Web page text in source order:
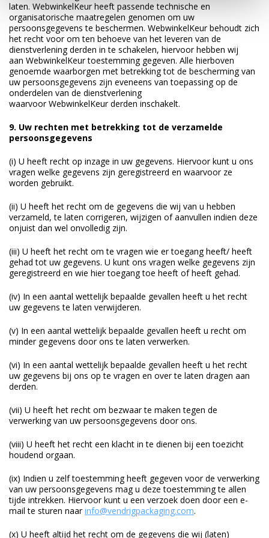
laten. WebwinkelKeur heeft passende technische en
organisatorische maatregelen genomen om uw
persoonsgegevens te beschermen. WebwinkelKeur behoudt zich
het recht voor om ten behoeve van het leveren van de
dienstverlening derden in te schakelen, hiervoor hebben wij
aan WebwinkelKeur toestemming gegeven. Alle hierboven
genoemde waarborgen met betrekking tot de bescherming van
uw persoonsgegevens zijn eveneens van toepassing op de
onderdelen van de dienstverlening
waarvoor WebwinkelKeur derden inschakelt.
9. Uw rechten met betrekking tot de verzamelde
persoonsgegevens
(i) U heeft recht op inzage in uw gegevens. Hiervoor kunt u ons
vragen welke gegevens zijn geregistreerd en waarvoor ze
worden gebruikt.
(ii) U heeft het recht om de gegevens die wij van u hebben
verzameld, te laten corrigeren, wijzigen of aanvullen indien deze
onjuist dan wel onvolledig zijn.
(iii) U heeft het recht om te vragen wie er toegang heeft/ heeft
gehad tot uw gegevens. U kunt ons vragen welke gegevens zijn
geregistreerd en wie hier toegang toe heeft of heeft gehad.
(iv) In een aantal wettelijk bepaalde gevallen heeft u het recht
uw gegevens te laten verwijderen.
(v) In een aantal wettelijk bepaalde gevallen heeft u recht om
minder gegevens door ons te laten verwerken.
(vi) In een aantal wettelijk bepaalde gevallen heeft u het recht
uw gegevens bij ons op te vragen en over te laten dragen aan
derden.
(vii) U heeft het recht om bezwaar te maken tegen de
verwerking van uw persoonsgegevens door ons.
(viii) U heeft het recht een klacht in te dienen bij een toezicht
houdend orgaan.
(ix) Indien u zelf toestemming heeft gegeven voor de verwerking
van uw persoonsgegevens mag u deze toestemming te allen
tijde intrekken. Hiervoor kunt u een verzoek doen door een e-
mail te sturen naarinfo@vendrigpackaging.com.
(x) U heeft altijd het recht om de gegevens die wij (laten)